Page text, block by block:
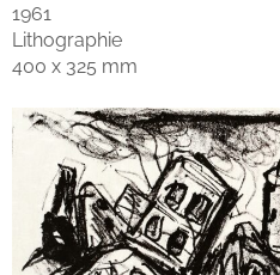
1961
Lithographie
400 x 325 mm